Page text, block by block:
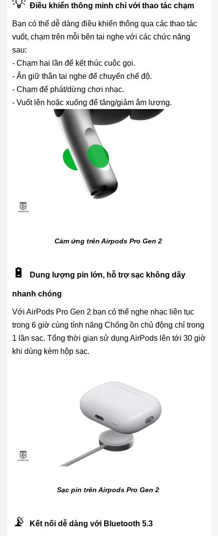
💡 Điều khiển thông minh chỉ với thao tác chạm
Bạn có thể dễ dàng điều khiển thông qua các thao tác
vuốt, chạm trên mỗi bên tai nghe với các chức năng
sau:
- Chạm hai lần để kết thúc cuộc gọi.
- Ấn giữ thân tai nghe để chuyển chế độ.
- Chạm để phát/dừng chơi nhạc.
- Vuốt lên hoặc xuống để tăng/giảm âm lượng.
Cảm ứng trên Airpods Pro Gen 2
🔋 Dung lượng pin lớn, hỗ trợ sạc không dây
nhanh chóng
Với AirPods Pro Gen 2 bạn có thể nghe nhạc liên tục
trong 6 giờ cùng tính năng Chống ồn chủ động chỉ trong
1 lần sạc. Tổng thời gian sử dụng AirPods lên tới 30 giờ
khi dùng kèm hộp sạc.
Sạc pin trên Airpods Pro Gen 2
📡 Kết nối dễ dàng với Bluetooth 5.3